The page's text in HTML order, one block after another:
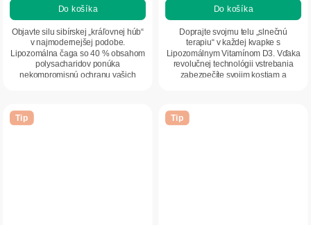
5,0
z
hviezdičiek.
Do košíka
Objavte silu sibírskej „kráľovnej húb“
v najmodernejšej podobe.
Lipozomálna čaga so 40 % obsahom
polysacharidov ponúka
nekompromisnú ochranu vašich
5,0
hviezdičiek.
Do košíka
Doprajte svojmu telu „slnečnú
terapiu“ v každej kvapke s
Lipozomálnym Vitamínom D3. Vďaka
revolučnej technológii vstrebania
zabezpečíte svojim kostiam a
Tip Tip